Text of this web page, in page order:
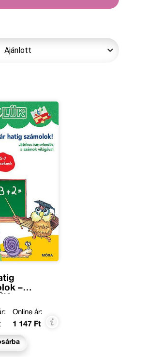
–
Online ár:
1 147 Ft